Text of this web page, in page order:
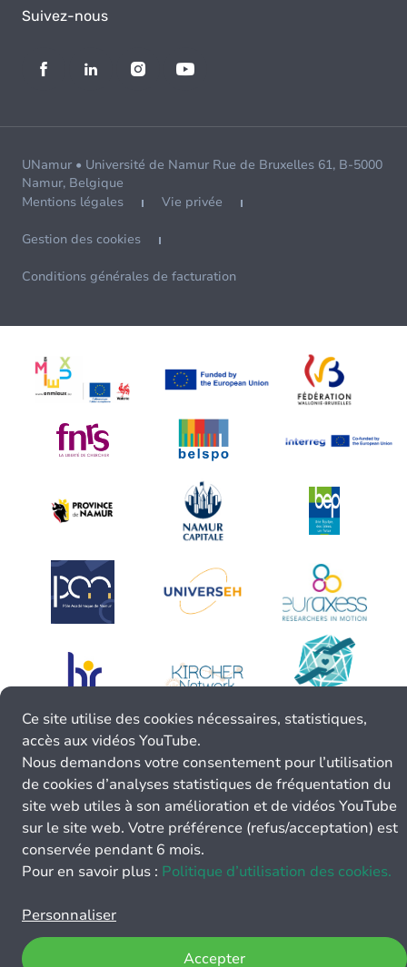
Suivez-nous
UNamur • Université de Namur Rue de Bruxelles 61, B-5000
Namur, Belgique
Mentions légales
Vie privée
Gestion des cookies
Conditions générales de facturation
Ce site utilise des cookies nécessaires, statistiques,
accès aux vidéos YouTube.
Nous demandons votre consentement pour l’utilisation
de cookies d’analyses statistiques de fréquentation du
site web utiles à son amélioration et de vidéos YouTube
sur le site web. Votre préférence (refus/acceptation) est
conservée pendant 6 mois.
Pour en savoir plus : Politique d’utilisation des cookies.
Personnaliser
Accepter